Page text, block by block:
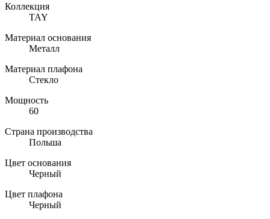
Коллекция
TAY
Материал основания
Металл
Материал плафона
Стекло
Мощность
60
Страна производства
Польша
Цвет основания
Черный
Цвет плафона
Черный